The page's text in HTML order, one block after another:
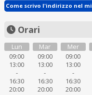
Come scrivo l'indirizzo nel
Orari
Lun
09:00
13:00
-
16:30
20:00
Mar
09:00
13:00
-
16:30
20:00
Mer
09:00
13:00
-
16:30
20:00